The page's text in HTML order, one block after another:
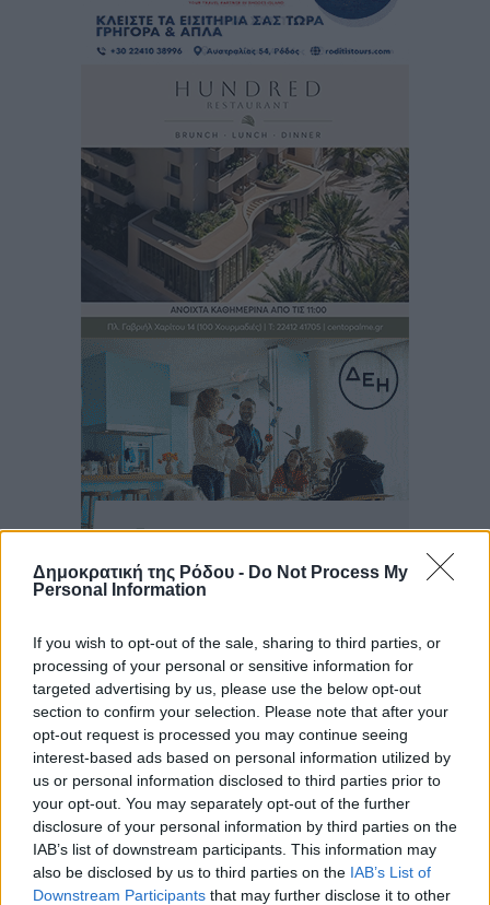
Δημοκρατική της Ρόδου - Do Not Process My
Personal Information
If you wish to opt-out of the sale, sharing to third parties, or
processing of your personal or sensitive information for
targeted advertising by us, please use the below opt-out
section to confirm your selection. Please note that after your
opt-out request is processed you may continue seeing
interest-based ads based on personal information utilized by
us or personal information disclosed to third parties prior to
your opt-out. You may separately opt-out of the further
disclosure of your personal information by third parties on the
IAB’s list of downstream participants. This information may
also be disclosed by us to third parties on the IAB’s List of
Downstream Participants that may further disclose it to other
Έφυγε από τη ζωή ο επί σειρά ετών εφημέριος στον
ιερό Ναό του Αγίου Νικολάου Παστίδας Μιχαήλ
Καψάλης
Τοπικές Ειδήσεις πριν 1 ώρα
Αποκαλυπτήρια για την «Ατζέντα 2030» από το βήμα
της ΔΕΘ
πριν 4 ώρες